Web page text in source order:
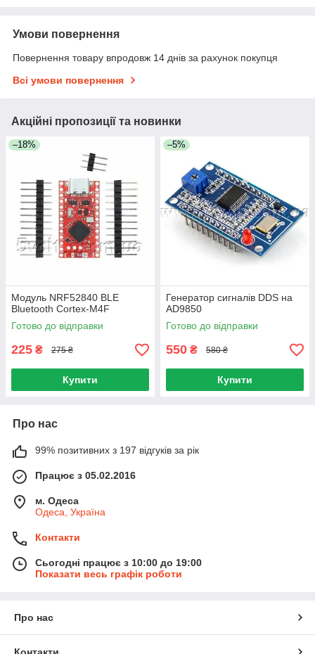
Умови повернення
Повернення товару впродовж 14 днів за рахунок покупця
Всі умови повернення
Акційні пропозиції та новинки
–18%
Модуль NRF52840 BLE
Bluetooth Cortex-M4F
Готово до відправки
225 ₴ 275 ₴
Купити
–5%
Генератор сигналів DDS на
AD9850
Готово до відправки
550 ₴ 580 ₴
Купити
Про нас
99% позитивних з 197 відгуків за рік
Працює з 05.02.2016
м. Одеса
Одеса, Україна
Контакти
Сьогодні працює з 10:00 до 19:00
Показати весь графік роботи
Про нас